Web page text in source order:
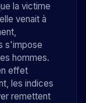
la victime
venait à
s'impose
hommes.
effet
les indices
remettent